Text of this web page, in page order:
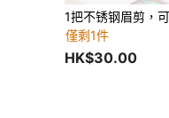
僅剩1件
HK$30.00